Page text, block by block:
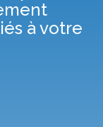
à votre